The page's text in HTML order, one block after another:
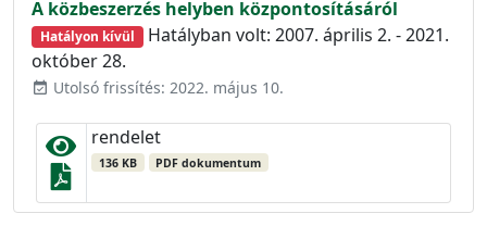
A közbeszerzés helyben központosításáról
Hatályon kívül Hatályban volt: 2007. április 2. - 2021.
október 28.
event_available Utolsó frissítés: 2022. május 10.
rendelet
136 KB PDF dokumentum